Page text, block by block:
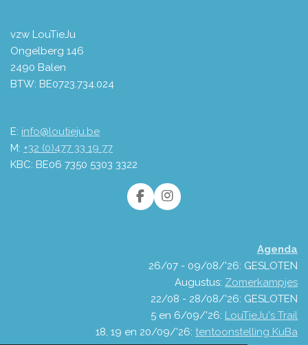
vzw LouTieJu
Ongelberg 146
2490 Balen
BTW: BE0723.734.024
E: info@loutieju.be
M: +32 (0)477 33 19 77
KBC: BE06 7350 5303 3322
F
a
I
n
g
m
Agenda
26/07 - 09/08/'26: GESLOTEN
Augustus: Zomerkampjes
22/08 - 28/08/'26: GESLOTEN
5 en 6/09/'26: LouTieJu's Trail
18, 19 en 20/09/'26: tentoonstelling KuBa